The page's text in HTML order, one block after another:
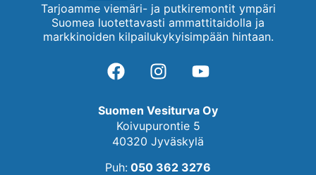
Tarjoamme viemäri- ja putkiremontit ympäri
Suomea luotettavasti ammattitaidolla ja
markkinoiden kilpailukykyisimpään hintaan.
Suomen Vesiturva Oy
Koivupurontie 5
40320 Jyväskylä
Puh: 050 362 3276